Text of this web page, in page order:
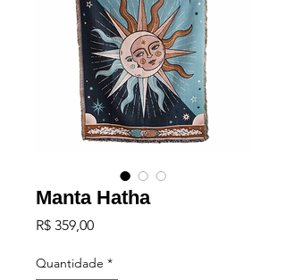
Manta Hatha
R$ 359,00Preço
Quantidade *